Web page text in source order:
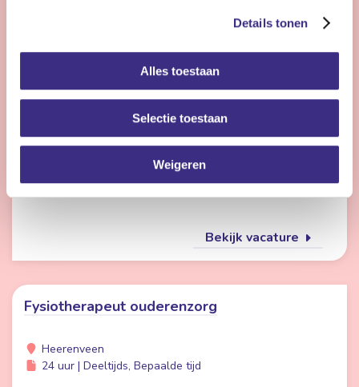
Details tonen
Alles toestaan
Selectie toestaan
Weigeren
Nog 23 dagen
4 - 28 uur | Deeltijds, Onbepaalde tijd
Wil jij met meerdere doelgroepen werken en elke dag
iets anders doen? Dan is de flexpool echt iets voor jou.
Je werkt op verschillende locaties in de
gehandicaptenzorg, jeugdzorg of ouderenzorg.
Bekijk vacature
Fysiotherapeut ouderenzorg
Heerenveen
24 uur | Deeltijds, Bepaalde tijd